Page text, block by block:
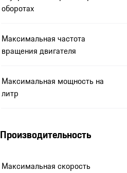
оборотах
Максимальная частота
вращения двигателя
Максимальная мощность на
литр
Производительность
Максимальная скорость